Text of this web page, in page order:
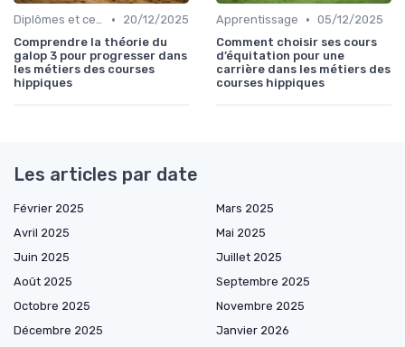
Diplômes et certifications •
20/12/2025
Comprendre la théorie du
galop 3 pour progresser dans
les métiers des courses
hippiques
Apprentissage • 05/12/2025
Comment choisir ses cours
d’équitation pour une
carrière dans les métiers des
courses hippiques
Les articles par date
Février 2025
Mars 2025
Avril 2025
Mai 2025
Juin 2025
Juillet 2025
Août 2025
Septembre 2025
Octobre 2025
Novembre 2025
Décembre 2025
Janvier 2026